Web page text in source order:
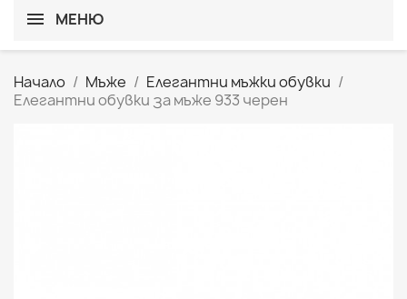
МЕНЮ
Начало Мъже
Елегантни мъжки обувки
Елегантни обувки за мъже 933 черен